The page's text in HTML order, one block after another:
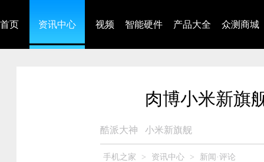
首页 资讯中心 视频 智能硬件 产品大全 众测商城
肉博小米新旗
酷派大神 小米新旗舰
手机之家 > 资讯中心 > 新闻·评论